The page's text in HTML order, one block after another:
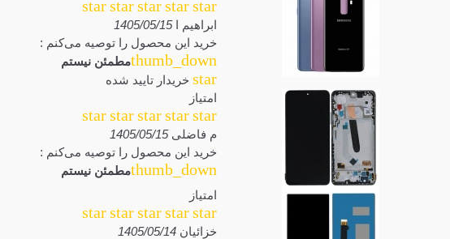
star
star
star
star
star
ابراهیم ا1405/05/15
خرید این محصول را توصیه می‌کنم :
thumb_downمطمئن نیستم
star خریدار تایید شده
امتیاز
star
star
star
star
star
م فاضلی1405/05/15
خرید این محصول را توصیه می‌کنم :
thumb_downمطمئن نیستم
امتیاز
star
star
star
star
star
خزائیان 1405/05/14